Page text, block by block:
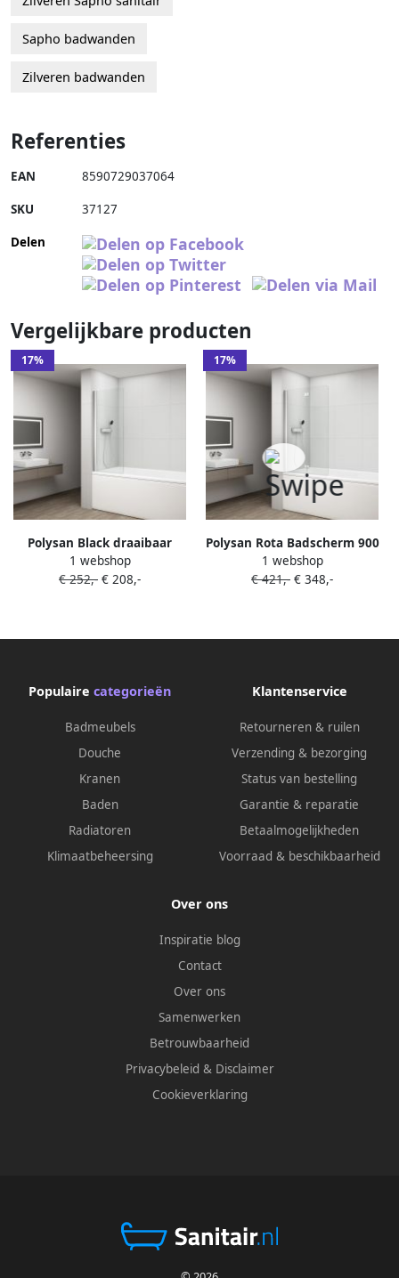
Sapho badwanden
Zilveren badwanden
Referenties
EAN 8590729037064
SKU 37127
Delen
Vergelijkbare producten
17%
Polysan Black draaibaar
badscherm 650mm helder
glas
1 webshop
€ 252,- € 208,-
17%
Polysan Rota Badscherm 900
mm helder glas
1 webshop
€ 421,- € 348,-
Populaire categorieën
Badmeubels
Douche
Kranen
Baden
Radiatoren
Klimaatbeheersing
Klantenservice
Retourneren & ruilen
Verzending & bezorging
Status van bestelling
Garantie & reparatie
Betaalmogelijkheden
Voorraad & beschikbaarheid
Over ons
Inspiratie blog
Contact
Over ons
Samenwerken
Betrouwbaarheid
Privacybeleid & Disclaimer
Cookieverklaring